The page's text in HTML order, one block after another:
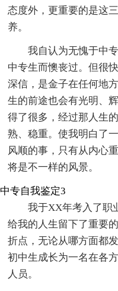
态度外，更重要的是这
养。
我自认为无愧于中
中专生而懊丧过。但很
深信，是金子在任何地
生的前途也会有光明、
得了很多，经过那人生
熟、稳重。使我明白了
风顺的事，只有从内心
将是不一样的风景。
中专自我鉴定3
我于XX年考入了职
给我的人生留下了重要
折点，无论从哪方面都
初中生成长为一名在各
人员。